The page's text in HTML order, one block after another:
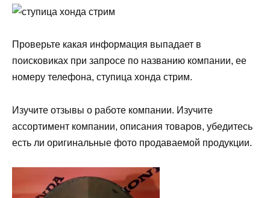
Проверьте какая информация выпадает в
поисковиках при запросе по названию компании, ее
номеру телефона, ступица хонда стрим.
Изучите отзывы о работе компании. Изучите
ассортимент компании, описания товаров, убедитесь
есть ли оригинальные фото продаваемой продукции.